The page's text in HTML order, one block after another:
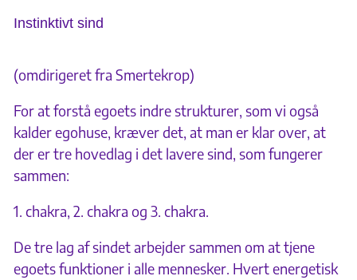
Instinktivt sind
(omdirigeret fra Smertekrop)
For at forstå egoets indre strukturer, som vi også
kalder egohuse, kræver det, at man er klar over, at
der er tre hovedlag i det lavere sind, som fungerer
sammen:
1. chakra, 2. chakra og 3. chakra.
De tre lag af sindet arbejder sammen om at tjene
egoets funktioner i alle mennesker. Hvert energetisk